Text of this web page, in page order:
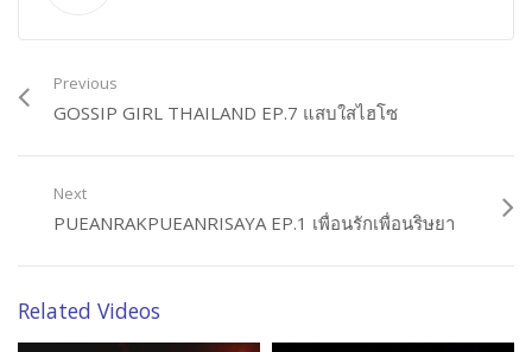
Previous
GOSSIP GIRL THAILAND EP.7 แสบใสไฮโซ
Next
PUEANRAKPUEANRISAYA EP.1 เพื่อนรักเพื่อนริษยา
Related Videos